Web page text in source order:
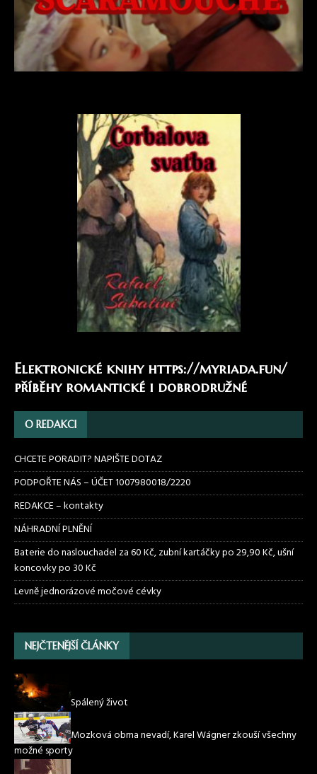
Elektronické knihy https://myriada.fun/
příběhy romantické i dobrodružné
O REDAKCI
CHCETE PORADIT? NAPIŠTE DOTAZ
PODPOŘTE NÁS – ÚČET 1007980018/2220
REDAKCE – kontakty
NÁHRADNÍ PLNĚNÍ
Baterie do naslouchadel za 60 Kč, zubní kartáčky po 29,90 Kč, ušní
koncovky po 30 Kč
Levně jednorázové močové cévky
NEJČTENĚJŠÍ ČLÁNKY
Spálený život
Mozková obrna nevadí, Karel Wágner zkouší všechny
možné sporty